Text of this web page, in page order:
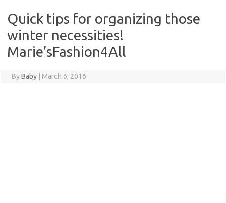
Quick tips for organizing those
winter necessities!
Marie’sFashion4All
ByBaby March 6, 2016